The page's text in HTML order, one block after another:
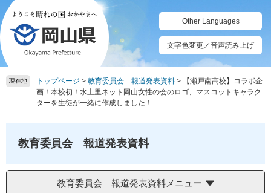
ペ
ー
ジ
の
先
頭
メ
ニ
ュ
ー
を
飛
Other Languages
文字色変更／音声読み上げ
現在地 トップページ > 教育委員会 報道発表資料 >
【瀬戸南高校】コラボ企
画！本校初！水土里ネット岡山女性の会のロゴ、マスコットキャラク
ターを生徒が一緒に作成しました！
教育委員会 報道発表資料
教育委員会 報道発表資料メニュー